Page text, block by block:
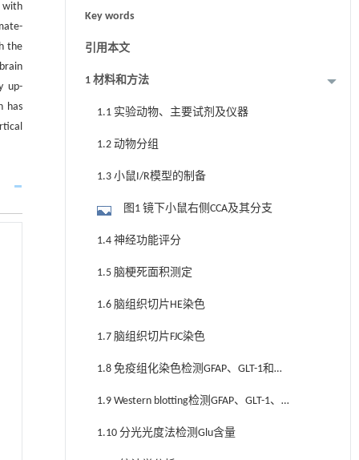
with
the
up-
has
Key words
引用本文
1 材料和方法
1.1 实验动物、主要试剂及仪器
1.2 动物分组
1.3 小鼠I/R模型的制备
图1 镜下小鼠右侧CCA及其分支
1.4 神经功能评分
1.5 脑梗死面积测定
1.6 脑组织切片HE染色
1.7 脑组织切片FJC染色
1.8 免疫组化染色检测GFAP、GLT-1和
1.9 Western blotting检测GFAP、GLT-1、
GLAST的表达
1.10 分光光度法检测Glu含量